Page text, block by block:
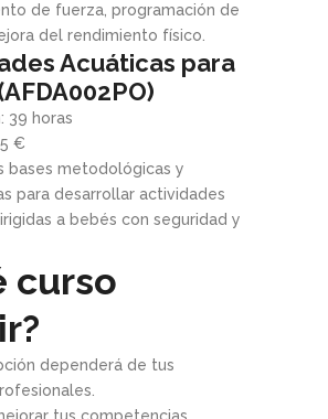
de fuerza, programación de
del rendimiento físico.
Acuáticas para
39 horas
€
bases metodológicas y
para desarrollar actividades
a bebés con seguridad y
curso
dependerá de tus